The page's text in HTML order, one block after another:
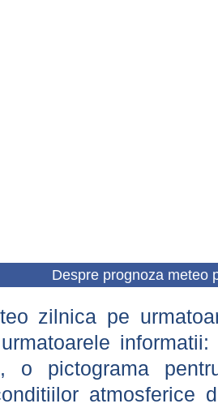
Despre prognoza meteo
zilnica pe
o pictograma
atmosferice